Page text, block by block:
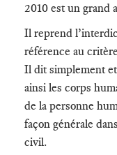
2010 est un grand
Il reprend
référence au
Il dit simplement
ainsi les corps
de la personne
façon générale
civil.